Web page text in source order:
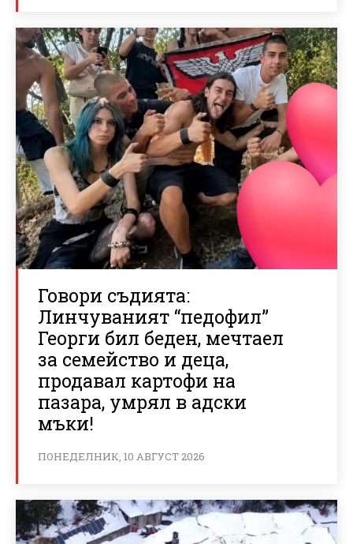
Говори съдията:
Линчуваният “педофил”
Георги бил беден, мечтаел
за семейство и деца,
продавал картофи на
пазара, умрял в адски
мъки!
ПОНЕДЕЛНИК, 10 АВГУСТ 2026